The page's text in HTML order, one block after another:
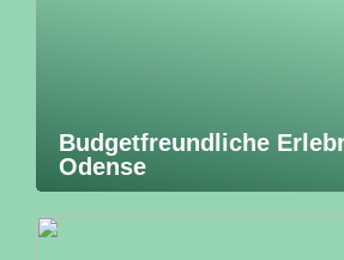
Budgetfreundliche
Odense